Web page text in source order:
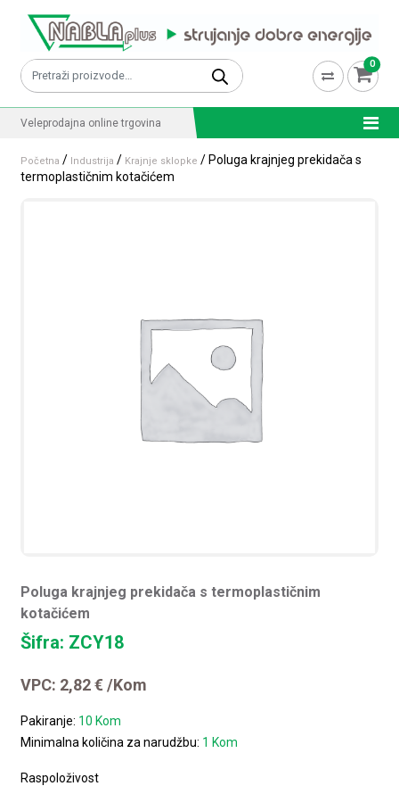
Pretraži: 0
Veleprodajna online trgovina
Početna / Industrija / Krajnje sklopke / Poluga krajnjeg prekidača s
termoplastičnim kotačićem
Poluga krajnjeg prekidača s termoplastičnim
kotačićem
Šifra: ZCY18
VPC: 2,82€ /Kom
Pakiranje: 10 Kom
Minimalna količina za narudžbu: 1 Kom
Raspoloživost